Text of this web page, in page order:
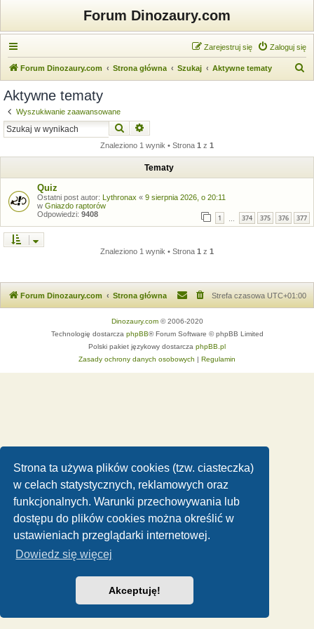
Strona ta używa plików cookies (tzw. ciasteczka)
w celach statystycznych, reklamowych oraz
funkcjonalnych. Warunki przechowywania lub
dostępu do plików cookies można określić w
ustawieniach przeglądarki internetowej.
Dowiedz się więcej
Akceptuję!
Forum Dinozaury.com
Zaloguj się
Zarejestruj się
Forum Dinozaury.com Strona główna Szukaj Aktywne tematy
Aktywne tematy
Wyszukiwanie zaawansowane
Szukaj
Znaleziono 1 wynik • Strona 1 z 1
Tematy
Quiz
Ostatni post autor: Lythronax « 9 sierpnia 2026, o 20:11
w Gniazdo raptorów
Odpowiedzi: 9408 1 374 375 376 377
Znaleziono 1 wynik • Strona 1 z 1
Forum Dinozaury.com Strona główna Strefa czasowa UTC+01:00
Dinozaury.com© 2006-2020
Technologię dostarcza phpBB® Forum Software © phpBB Limited
Polski pakiet językowy dostarcza phpBB.pl
Zasady ochrony danych osobowych | Regulamin